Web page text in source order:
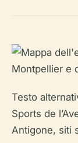
Testo
Sports de
Antigone, siti